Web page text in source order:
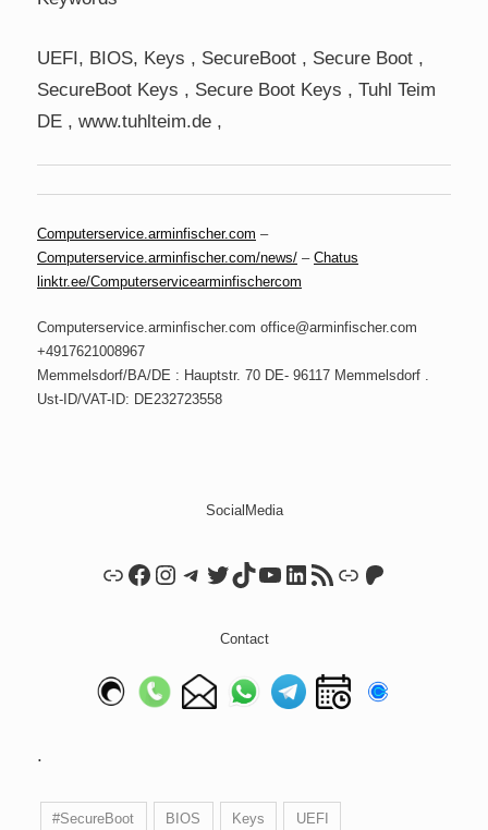
UEFI, BIOS, Keys , SecureBoot , Secure Boot ,
SecureBoot Keys , Secure Boot Keys , Tuhl Teim
DE , www.tuhlteim.de ,
Computerservice.arminfischer.com –
Computerservice.arminfischer.com/news/ – Chatus
linktr.ee/Computerservicearminfischercom
Computerservice.arminfischer.com office@arminfischer.com
+4917621008967
Memmelsdorf/BA/DE : Hauptstr. 70 DE- 96117 Memmelsdorf .
Ust-ID/VAT-ID: DE232723558
SocialMedia
LinkFacebook
Instagram
Telegram
Twitter
TikTok
YouTube
LinkedIn
RSS Feed
LinkPatreon
Contact
.
#SecureBoot BIOS Keys UEFI